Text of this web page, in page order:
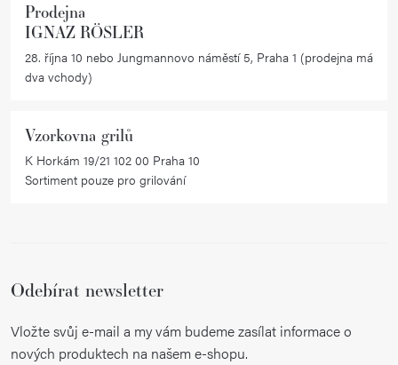
Prodejna
IGNAZ RÖSLER
28. října 10 nebo Jungmannovo náměstí 5, Praha 1 (prodejna má
dva vchody)
Vzorkovna grilů
K Horkám 19/21 102 00 Praha 10
Sortiment pouze pro grilování
Odebírat newsletter
Vložte svůj e-mail a my vám budeme zasílat informace o
nových produktech na našem e-shopu.